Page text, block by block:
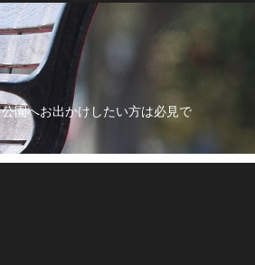
園へお出かけしたい方は必見で